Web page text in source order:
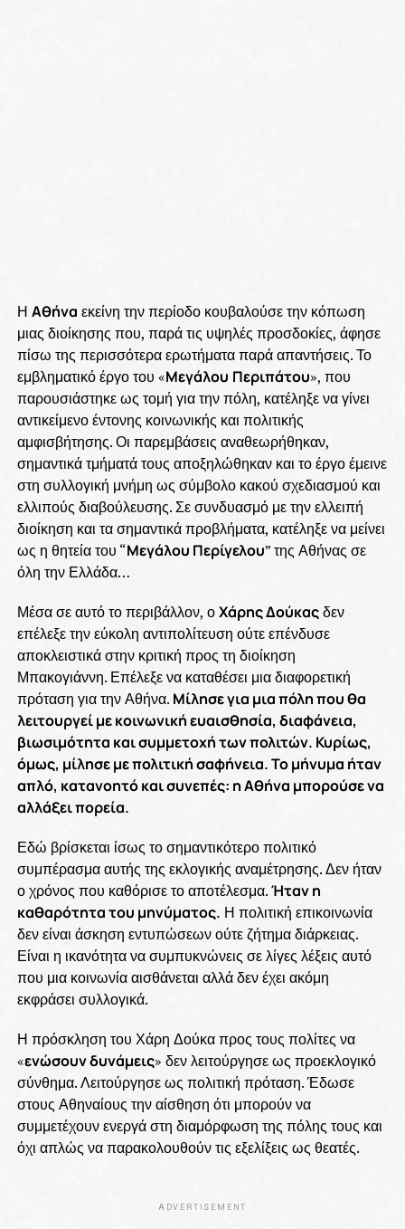
Η Αθήνα εκείνη την περίοδο κουβαλούσε την κόπωση
μιας διοίκησης που, παρά τις υψηλές προσδοκίες, άφησε
πίσω της περισσότερα ερωτήματα παρά απαντήσεις. Το
εμβληματικό έργο του «Μεγάλου Περιπάτου», που
παρουσιάστηκε ως τομή για την πόλη, κατέληξε να γίνει
αντικείμενο έντονης κοινωνικής και πολιτικής
αμφισβήτησης. Οι παρεμβάσεις αναθεωρήθηκαν,
σημαντικά τμήματά τους αποξηλώθηκαν και το έργο έμεινε
στη συλλογική μνήμη ως σύμβολο κακού σχεδιασμού και
ελλιπούς διαβούλευσης. Σε συνδυασμό με την ελλειπή
διοίκηση και τα σημαντικά προβλήματα, κατέληξε να μείνει
ως η θητεία του “Μεγάλου Περίγελου” της Αθήνας σε
όλη την Ελλάδα…
Μέσα σε αυτό το περιβάλλον, οΧάρης Δούκαςδεν
επέλεξε την εύκολη αντιπολίτευση ούτε επένδυσε
αποκλειστικά στην κριτική προς τη διοίκηση
Μπακογιάννη. Επέλεξε να καταθέσει μια διαφορετική
πρόταση για την Αθήνα. Μίλησε για μια πόλη που θα
λειτουργεί με κοινωνική ευαισθησία, διαφάνεια,
βιωσιμότητα και συμμετοχή των πολιτών. Κυρίως,
όμως, μίλησε με πολιτική σαφήνεια. Το μήνυμα ήταν
απλό, κατανοητό και συνεπές: η Αθήνα μπορούσε να
αλλάξει πορεία.
Εδώ βρίσκεται ίσως το σημαντικότερο πολιτικό
συμπέρασμα αυτής της εκλογικής αναμέτρησης. Δεν ήταν
ο χρόνος που καθόρισε το αποτέλεσμα.Ήταν η
καθαρότητα του μηνύματος. Η πολιτική επικοινωνία
δεν είναι άσκηση εντυπώσεων ούτε ζήτημα διάρκειας.
Είναι η ικανότητα να συμπυκνώνεις σε λίγες λέξεις αυτό
που μια κοινωνία αισθάνεται αλλά δεν έχει ακόμη
εκφράσει συλλογικά.
Η πρόσκληση του Χάρη Δούκα προς τους πολίτες να
«ενώσουν δυνάμεις» δεν λειτούργησε ως προεκλογικό
σύνθημα. Λειτούργησε ως πολιτική πρόταση. Έδωσε
στους Αθηναίους την αίσθηση ότι μπορούν να
συμμετέχουν ενεργά στη διαμόρφωση της πόλης τους και
όχι απλώς να παρακολουθούν τις εξελίξεις ως θεατές.
ADVERTISEMENT